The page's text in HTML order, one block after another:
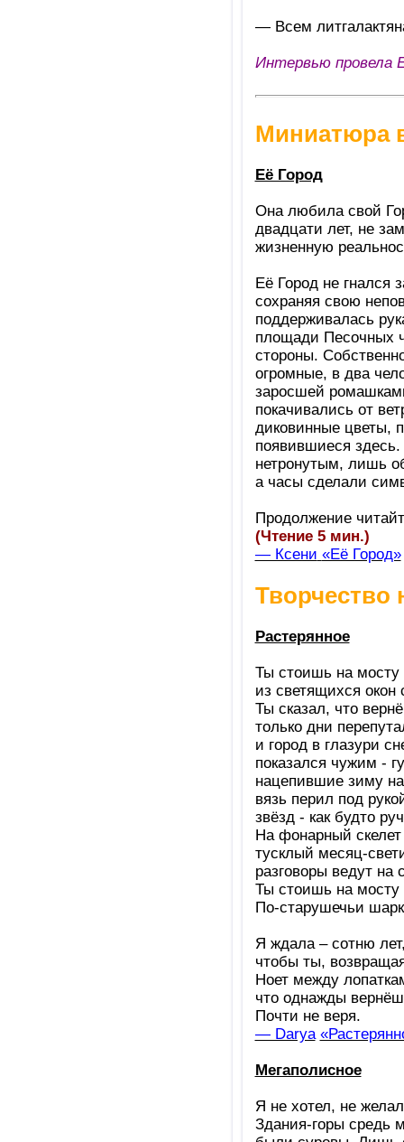
— Всем
Интервью провела
Миниатюра
Её Город
Она любила свой
двадцати лет, не
жизненную
Её Город не
сохраняя свою
поддерживалась
площади Песочных
стороны.
огромные, в два
заросшей
покачивались от
диковинные цветы,
появившиеся
нетронутым, лишь
а часы сделали
Продолжение
(Чтение 5 мин.)
— Ксени «Её Город»
Творчество
Растерянное
Ты стоишь на мосту
из светящихся окон
Ты сказал, что
только дни
и город в глазури
показался чужим -
нацепившие зиму
вязь перил под
звёзд - как будто
На фонарный скелет
тусклый месяц-
разговоры ведут на
Ты стоишь на мосту
По-старушечьи
Я ждала – сотню
чтобы ты,
Ноет между
что однажды
Почти не веря.
— Darya
Мегаполисное
Я не хотел, не
Здания-горы средь